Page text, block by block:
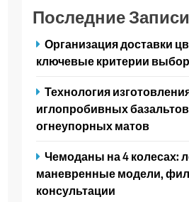
Последние Записи
Организация доставки
ключевые критерии
Технология
иглопробивных
огнеупорных матов
Чемоданы на 4 колесах:
маневренные модели,
консультации